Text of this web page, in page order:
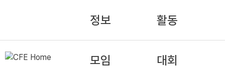
정보 활동
모임 대회